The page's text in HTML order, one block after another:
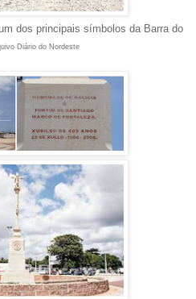
dos principais símbolos da Barra do
Diário do Nordeste